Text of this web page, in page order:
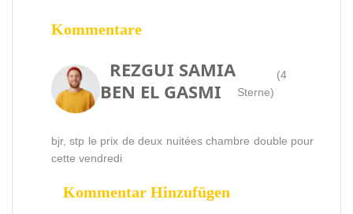
Kommentare
REZGUI SAMIA
BEN EL GASMI
(4
Sterne)
bjr, stp le prix de deux nuitées chambre double pour
cette vendredi
Kommentar Hinzufügen